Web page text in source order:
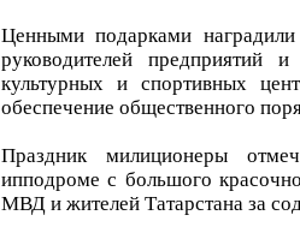
Ценными подарками
руководителей предприятий
культурных и спортивных
обеспечение общественного
Праздник милиционеры
ипподроме с большого
МВД и жителей Татарстана за